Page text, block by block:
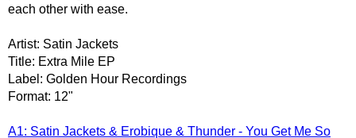
each other with ease.
Artist: Satin Jackets
Title: Extra Mile EP
Label: Golden Hour Recordings
Format: 12"
A1: Satin Jackets & Erobique & Thunder - You Get Me So